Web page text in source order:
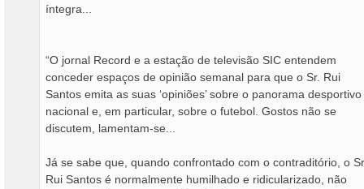
íntegra...
“O jornal Record e a estação de televisão SIC entendem
conceder espaços de opinião semanal para que o Sr. Rui
Santos emita as suas ‘opiniões’ sobre o panorama desportivo
nacional e, em particular, sobre o futebol. Gostos não se
discutem, lamentam-se...
Já se sabe que, quando confrontado com o contraditório, o
Rui Santos é normalmente humilhado e ridicularizado, não